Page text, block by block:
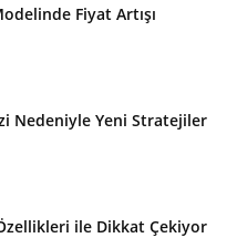
Fiyat Artışı
Nedeniyle Yeni Stratejiler
ile Dikkat Çekiyor